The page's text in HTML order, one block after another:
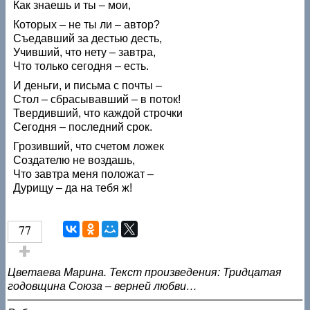
Как знаешь и ты – мои,
Которых – не ты ли – автор?
Съедавший за дестью десть,
Учивший, что нету – завтра,
Что только сегодня – есть.
И деньги, и письма с почты –
Стол – сбрасывавший – в поток!
Твердивший, что каждой строчки
Сегодня – последний срок.
Грозивший, что счетом ложек
Создателю не воздашь,
Что завтра меня положат –
Дурищу – да на тебя ж!
77
Голос за!
Цветаева Марина. Текст произведения: Тридцатая
годовщина Союза – верней любви…